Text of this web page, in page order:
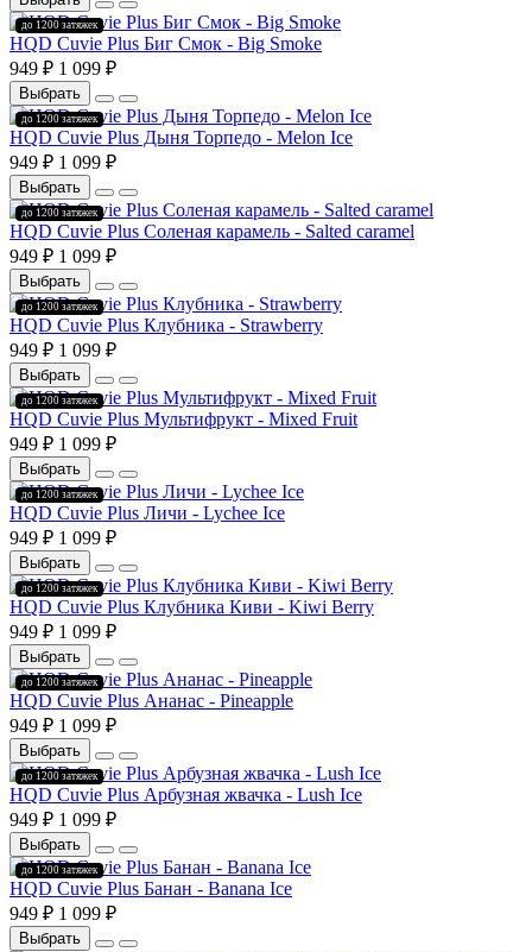
до 1200 затяжек
HQD Cuvie Plus Биг Смок - Big Smoke
949 ₽ 1 099 ₽
Выбрать
до 1200 затяжек
HQD Cuvie Plus Дыня Торпедо - Melon Ice
949 ₽ 1 099 ₽
Выбрать
до 1200 затяжек
HQD Cuvie Plus Соленая карамель - Salted caramel
949 ₽ 1 099 ₽
Выбрать
до 1200 затяжек
HQD Cuvie Plus Клубника - Strawberry
949 ₽ 1 099 ₽
Выбрать
до 1200 затяжек
HQD Cuvie Plus Мультифрукт - Mixed Fruit
949 ₽ 1 099 ₽
Выбрать
до 1200 затяжек
HQD Cuvie Plus Личи - Lychee Ice
949 ₽ 1 099 ₽
Выбрать
до 1200 затяжек
HQD Cuvie Plus Клубника Киви - Kiwi Berry
949 ₽ 1 099 ₽
Выбрать
до 1200 затяжек
HQD Cuvie Plus Ананас - Pineapple
949 ₽ 1 099 ₽
Выбрать
до 1200 затяжек
HQD Cuvie Plus Арбузная жвачка - Lush Ice
949 ₽ 1 099 ₽
Выбрать
до 1200 затяжек
HQD Cuvie Plus Банан - Banana Ice
949 ₽ 1 099 ₽
Выбрать